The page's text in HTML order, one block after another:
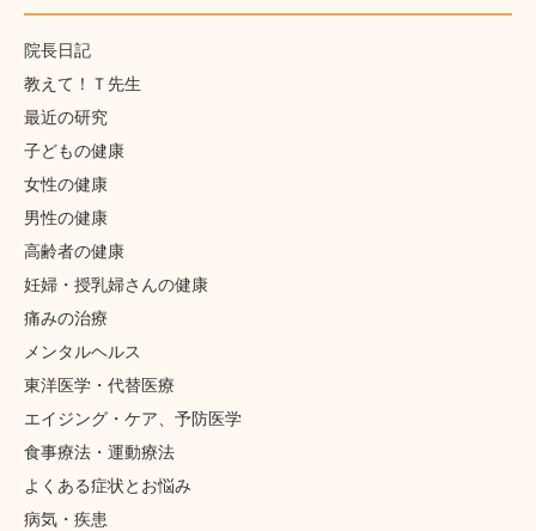
院長日記
教えて！Ｔ先生
最近の研究
子どもの健康
女性の健康
男性の健康
高齢者の健康
妊婦・授乳婦さんの健康
痛みの治療
メンタルヘルス
東洋医学・代替医療
エイジング・ケア、予防医学
食事療法・運動療法
よくある症状とお悩み
病気・疾患